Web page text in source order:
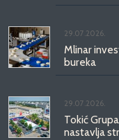
29.07.2026.
Mlinar
bureka
29.07.2026.
Tokić
nastavlja